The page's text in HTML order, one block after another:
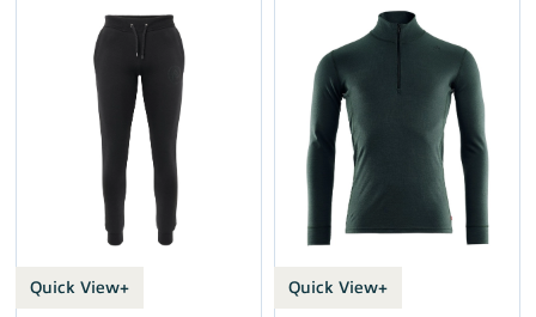
Quick View+ Quick View+